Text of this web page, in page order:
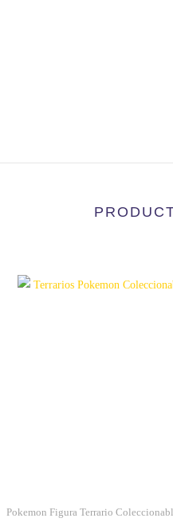
Pokemon Figura Terrario